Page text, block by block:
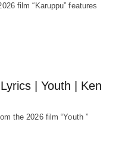
film “Karuppu” features
| Youth | Ken
the 2026 film “Youth ”